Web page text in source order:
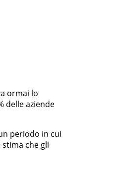
ormai lo
delle aziende
periodo in cui
che gli